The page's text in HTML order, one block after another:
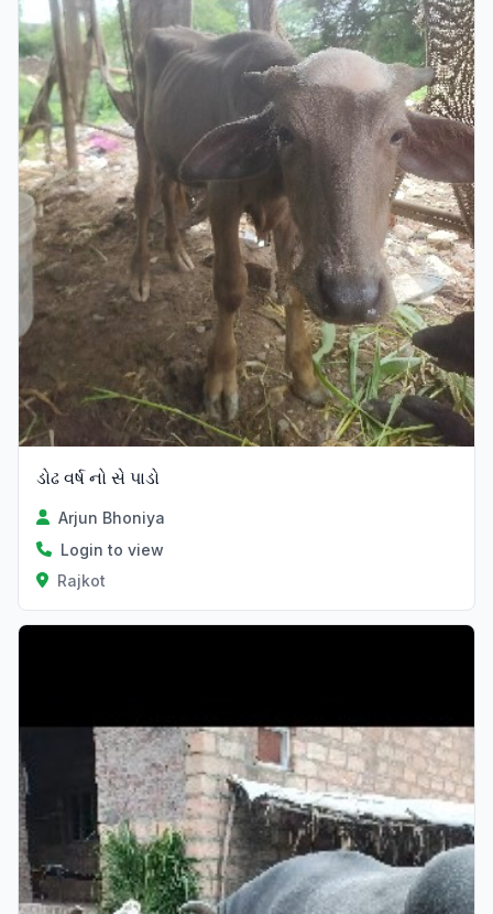
ડોઢ વર્ષ નો સે પાડો
Arjun Bhoniya
Login to view
Rajkot